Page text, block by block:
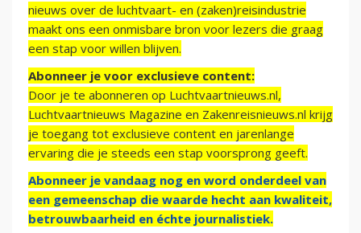
nieuws over de luchtvaart- en (zaken)reisindustrie
maakt ons een onmisbare bron voor lezers die graag
een stap voor willen blijven.
Abonneer je voor exclusieve content:
Door je te abonneren op Luchtvaartnieuws.nl,
Luchtvaartnieuws Magazine en Zakenreisnieuws.nl krijg
je toegang tot exclusieve content en jarenlange
ervaring die je steeds een stap voorsprong geeft.
Abonneer je vandaag nog en word onderdeel van
een gemeenschap die waarde hecht aan kwaliteit,
betrouwbaarheid en échte journalistiek.